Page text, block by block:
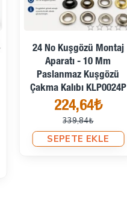
İndirimde
24 No Kuşgözü Montaj
Aparatı - 10 Mm
Paslanmaz Kuşgözü
Çakma Kalıbı KLP0024P
224,64₺
339,84₺
SEPETE EKLE